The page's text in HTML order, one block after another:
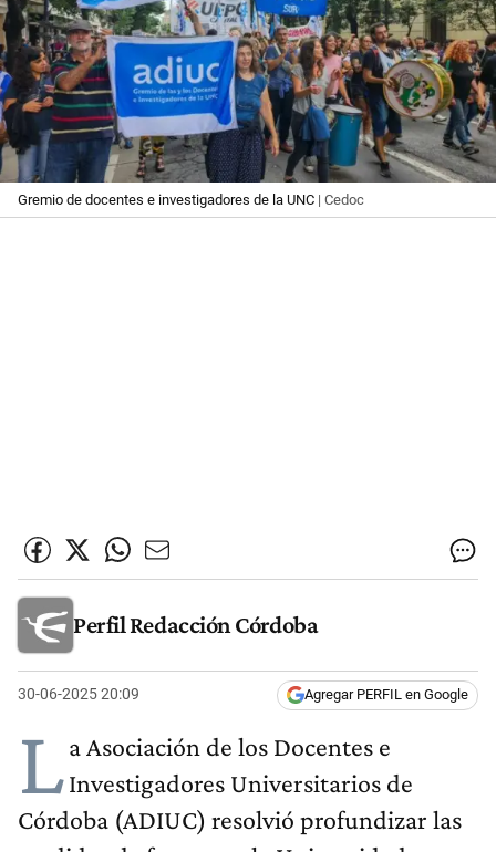
Gremio de docentes e investigadores de la UNC | Cedoc
Perfil Redacción Córdoba
30-06-2025 20:09 Agregar PERFIL en Google
La Asociación de los Docentes e
Investigadores Universitarios de
Córdoba (ADIUC) resolvió profundizar las